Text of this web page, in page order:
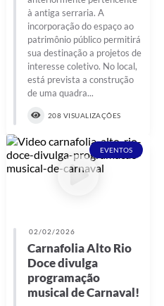
à antiga serraria. A
incorporação do espaço ao
patrimônio público permitirá
sua destinação a projetos de
interesse coletivo. No local,
está prevista a construção
de uma quadra...
208 VISUALIZAÇÕES
EVENTOS
02/02/2026
Carnafolia Alto Rio
Doce divulga
programação
musical de Carnaval!